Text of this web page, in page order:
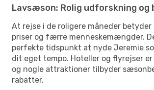
Lavsæson: Rolig udforskning og
At rejse i de roligere måneder
priser og færre menneskemængder.
perfekte tidspunkt at nyde Jeremie
dit eget tempo. Hoteller og flyrejser
og nogle attraktioner tilbyder
rabatter.